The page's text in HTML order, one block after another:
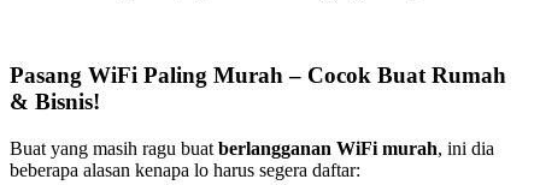
Pasang WiFi Paling Murah – Cocok Buat Rumah
& Bisnis!
Buat yang masih ragu buat berlangganan WiFi murah, ini dia
beberapa alasan kenapa lo harus segera daftar: